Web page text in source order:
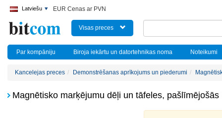
Latviešu EUR Cenas ar PVN
Visas preces
Par kompāniju Biroja iekārtu un datortehnikas noma Noteikumi
Kancelejas preces Demonstrēšanas aprīkojums un piederumi
Magnētisko marķējumu dēļi un tāfeles,